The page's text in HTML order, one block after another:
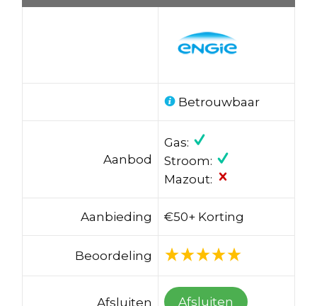
Betrouwbaar
Aanbod
Gas:
Stroom:
Mazout:
Aanbieding €50+ Korting
Beoordeling
Afsluiten Afsluiten